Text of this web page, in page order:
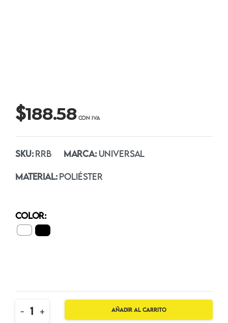
$188.58
SKU: RRB MARCA: UNIVERSAL
MATERIAL: POLIÉSTER
COLOR:
Quantity
- + Añadir al carrito